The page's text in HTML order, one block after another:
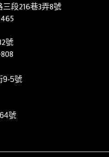
段216巷3弄8號
號
9-5號
號